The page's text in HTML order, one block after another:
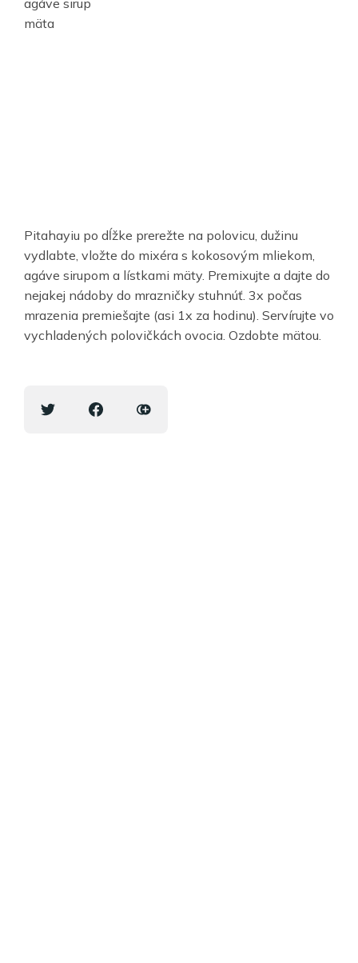
agáve sirup
mäta
Pitahayiu po dĺžke prerežte na polovicu, dužinu
vydlabte, vložte do mixéra s kokosovým mliekom,
agáve sirupom a lístkami mäty. Premixujte a dajte do
nejakej nádoby do mrazničky stuhnúť. 3x počas
mrazenia premiešajte (asi 1x za hodinu). Servírujte vo
vychladených polovičkách ovocia. Ozdobte mätou.